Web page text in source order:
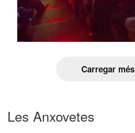
Carregar més
Les Anxovetes